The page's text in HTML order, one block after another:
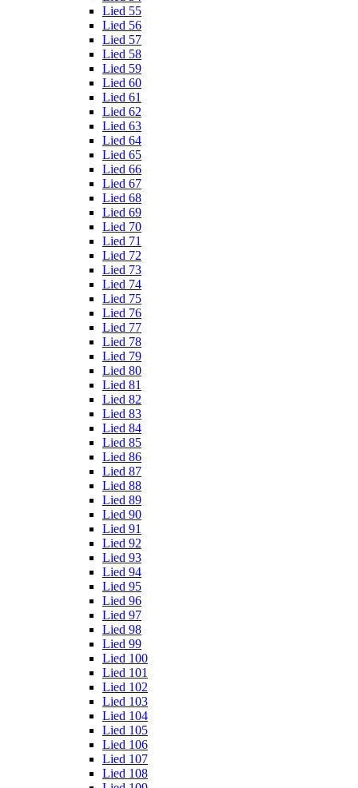
Lied 55
Lied 56
Lied 57
Lied 58
Lied 59
Lied 60
Lied 61
Lied 62
Lied 63
Lied 64
Lied 65
Lied 66
Lied 67
Lied 68
Lied 69
Lied 70
Lied 71
Lied 72
Lied 73
Lied 74
Lied 75
Lied 76
Lied 77
Lied 78
Lied 79
Lied 80
Lied 81
Lied 82
Lied 83
Lied 84
Lied 85
Lied 86
Lied 87
Lied 88
Lied 89
Lied 90
Lied 91
Lied 92
Lied 93
Lied 94
Lied 95
Lied 96
Lied 97
Lied 98
Lied 99
Lied 100
Lied 101
Lied 102
Lied 103
Lied 104
Lied 105
Lied 106
Lied 107
Lied 108